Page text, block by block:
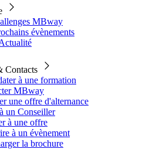
MBway
évènements
Contacts
à une formation
MBway
une offre d'alternance
un Conseiller
à une offre
à un évènement
la brochure